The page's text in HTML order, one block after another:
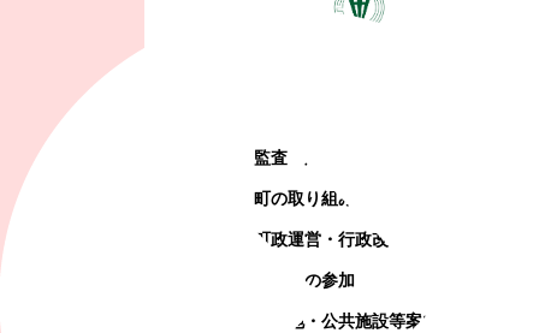
監査
町の取り組み
町政運営・行政改革
町政への参加
観光地・公共施設等案内